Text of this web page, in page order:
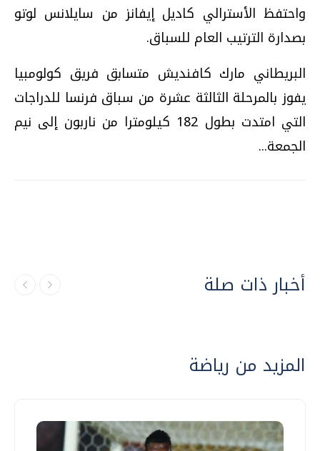
واحتفظ الأسترالي كاديل إيفانز من سايلانس لوتو
بصدارة الترتيب العام للسباق.
البريطاني مارك كافنديش متسابق فريق كولومبيا
يفوز بالمرحلة الثالثة عشرة من سباق فرنسا للدراجات
التي امتدت بطول 182 كيلومترا من ناربون إلى نيم
الجمعة...
أخبار ذات صلة
المزيد من رياضة